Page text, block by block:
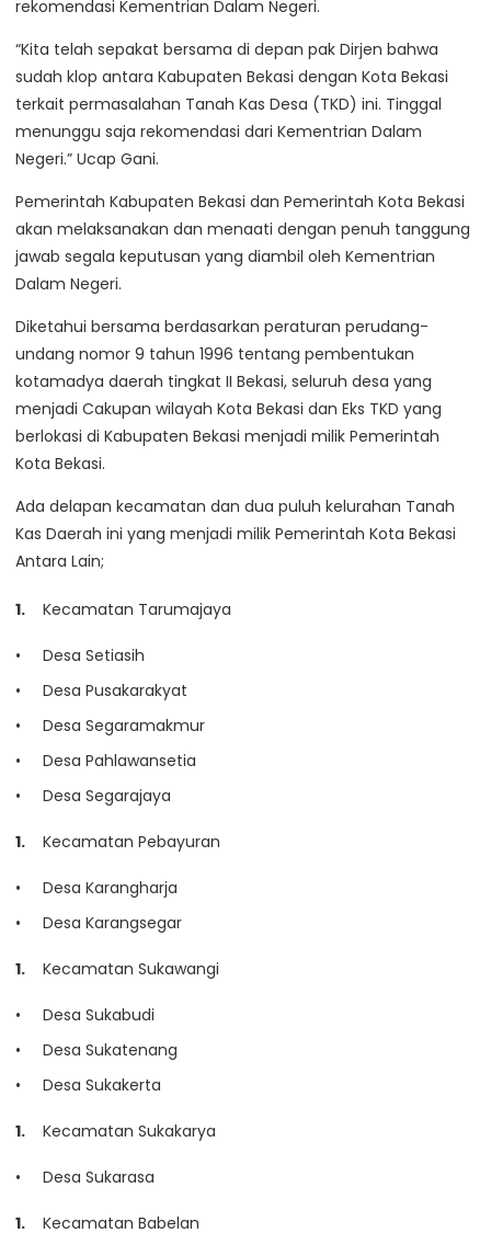
rekomendasi Kementrian Dalam Negeri.
“Kita telah sepakat bersama di depan pak Dirjen bahwa
sudah klop antara Kabupaten Bekasi dengan Kota Bekasi
terkait permasalahan Tanah Kas Desa (TKD) ini. Tinggal
menunggu saja rekomendasi dari Kementrian Dalam
Negeri.” Ucap Gani.
Pemerintah Kabupaten Bekasi dan Pemerintah Kota Bekasi
akan melaksanakan dan menaati dengan penuh tanggung
jawab segala keputusan yang diambil oleh Kementrian
Dalam Negeri.
Diketahui bersama berdasarkan peraturan perudang-
undang nomor 9 tahun 1996 tentang pembentukan
kotamadya daerah tingkat II Bekasi, seluruh desa yang
menjadi Cakupan wilayah Kota Bekasi dan Eks TKD yang
berlokasi di Kabupaten Bekasi menjadi milik Pemerintah
Kota Bekasi.
Ada delapan kecamatan dan dua puluh kelurahan Tanah
Kas Daerah ini yang menjadi milik Pemerintah Kota Bekasi
Antara Lain;
Kecamatan Tarumajaya
Desa Setiasih
Desa Pusakarakyat
Desa Segaramakmur
Desa Pahlawansetia
Desa Segarajaya
Kecamatan Pebayuran
Desa Karangharja
Desa Karangsegar
Kecamatan Sukawangi
Desa Sukabudi
Desa Sukatenang
Desa Sukakerta
Kecamatan Sukakarya
Desa Sukarasa
Kecamatan Babelan